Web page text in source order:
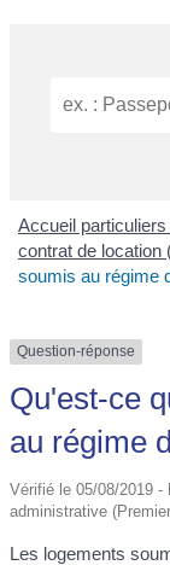
Accueil particuliers
contrat de location
soumis au régime
Question-réponse
Qu'est-ce
au régime
Vérifié le 05/08/2019 -
administrative
Les logements